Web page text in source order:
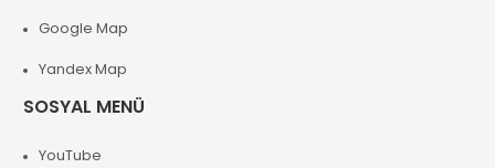
Google Map
Yandex Map
SOSYAL MENÜ
YouTube